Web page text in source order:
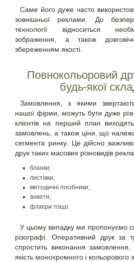
Саме його дуже часто
зовнішньої реклами. До
технології відноситься
зображення, а також
збереженням якості.
Повнокольоровий
будь-якої
Замовлення, з якими
нашої фірми, можуть бути дуже
клієнтів на перший план
замовлень, а також ціни, що
сегмента ринку. Це дійсно
друк таких масових різновидів
бланки;
листівки;
методичні посібники;
анкети;
флаєри тощо.
У цьому випадку ми пропонуємо
різографі. Оперативний друк за
спростить виконання
якість монохромного і кольорового